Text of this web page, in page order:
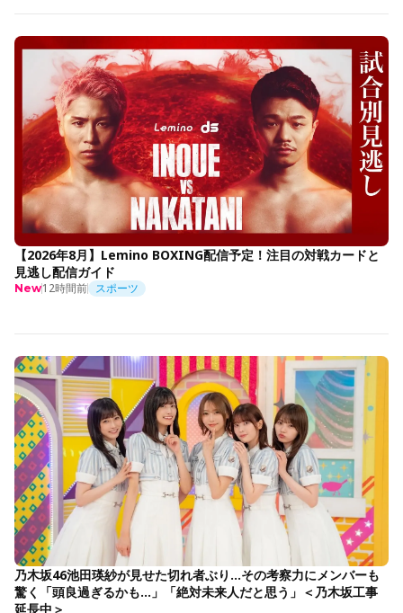
【2026年8月】Lemino BOXING配信予定！注目の対戦カードと
見逃し配信ガイド
New12時間前 スポーツ
乃木坂46池田瑛紗が見せた切れ者ぶり…その考察力にメンバーも
驚く「頭良過ぎるかも…」「絶対未来人だと思う」＜乃木坂工事
延長中＞